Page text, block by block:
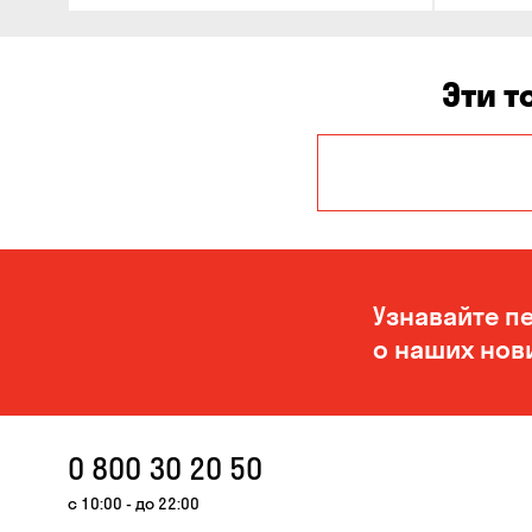
Эти
Белогородка
Вольная
Терешковка
Узнавайте
о наших
0 800 30 20 50
с 10:00 - до 22:00